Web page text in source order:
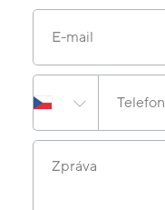
E-mail
Telefon
Zpráva